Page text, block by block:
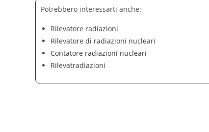
Potrebbero interessarti anche:
Rilevatore radiazioni
Rilevatore di radiazioni nucleari
Contatore radiazioni nucleari
Rilevatradiazioni